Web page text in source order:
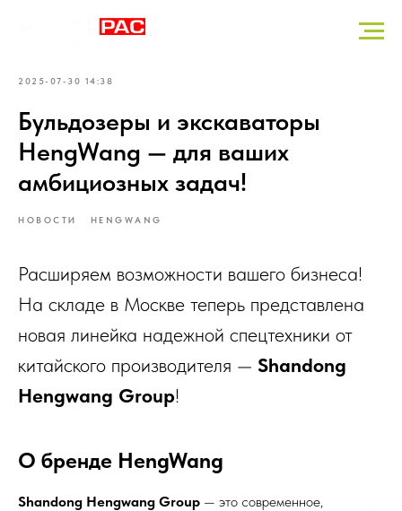
2025-07-30 14:38
Бульдозеры и экскаваторы
HengWang — для ваших
амбициозных задач!
НОВОСТИ HENGWANG
Расширяем возможности вашего бизнеса!
На складе в Москве теперь представлена
новая линейка надежной спецтехники от
китайского производителя — Shandong
Hengwang Group!
О бренде HengWang
Shandong Hengwang Group — это современное,